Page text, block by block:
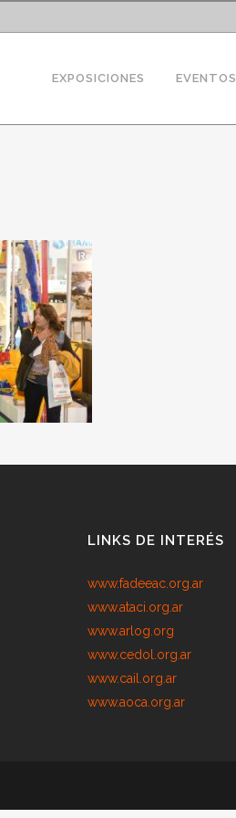
EXPOSICIONES EVENTOS
LINKS DE INTERÉS
www.fadeeac.org.ar
www.ataci.org.ar
www.arlog.org
www.cedol.org.ar
www.cail.org.ar
www.aoca.org.ar